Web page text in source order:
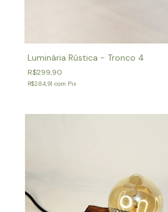
Luminária Rústica - Tronco 4
R$299,90
R$284,91 com Pix